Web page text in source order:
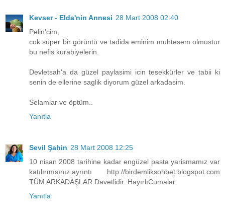
Kevser - Elda'nin Annesi 28 Mart 2008 02:40
Pelin'cim,
cok süper bir görüntü ve tadida eminim muhtesem olmustur
bu nefis kurabiyelerin.
Devletsah'a da güzel paylasimi icin tesekkürler ve tabii ki
senin de ellerine saglik diyorum güzel arkadasim.
Selamlar ve öptüm..
Yanıtla
Sevil Şahin 28 Mart 2008 12:25
10 nisan 2008 tarihine kadar engüzel pasta yarismamız var
katılırmısınız.ayrıntı http://birdemliksohbet.blogspot.com
TÜM ARKADAŞLAR Davetlidir. HayırlıCumalar
Yanıtla